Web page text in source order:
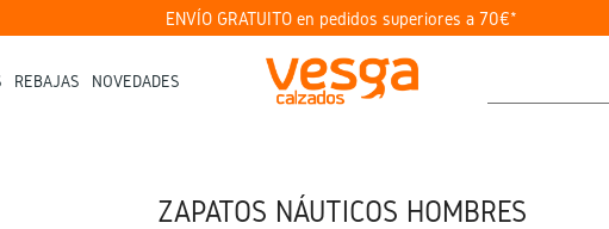
ENVÍO GRATUITO en pedidos superiores a 70€*
REBAJAS NOVEDADES
ZAPATOS NÁUTICOS HOMBRES